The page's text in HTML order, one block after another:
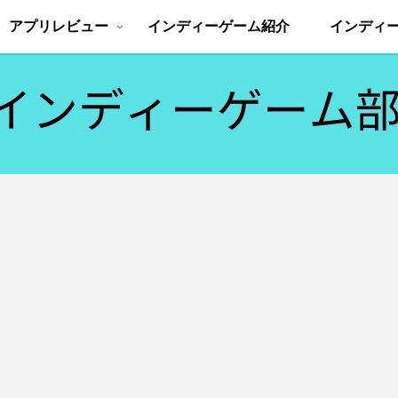
アプリレビュー インディーゲーム紹介 インディ